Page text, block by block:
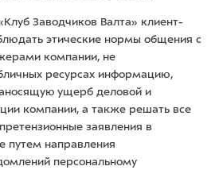
Заводчиков Валта» клиент-
этические нормы общения с
компании, не
ресурсах информацию,
ущерб деловой и
компании, а также решать все
заявления в
путем направления
персональному